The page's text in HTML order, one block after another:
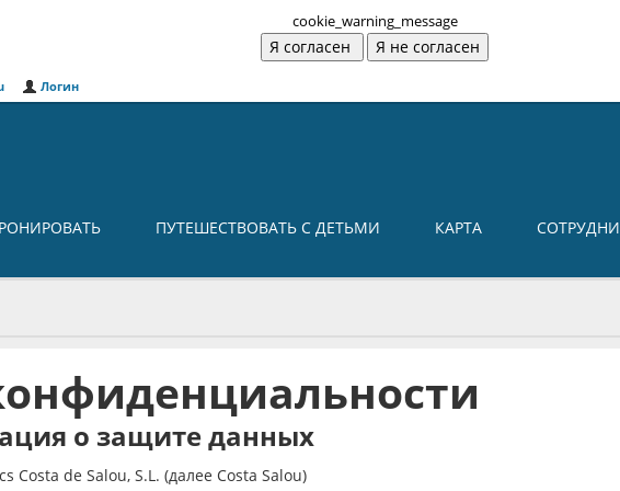
cookie_warning_message
Логин
ПУТЕШЕСТВОВАТЬ С ДЕТЬМИ КАРТА
о защите данных
Costa de Salou, S.L. (далее Costa Salou)